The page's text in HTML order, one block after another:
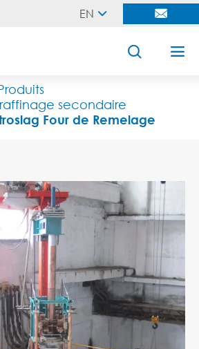
EN  
 
secondaire
Four de Remelage